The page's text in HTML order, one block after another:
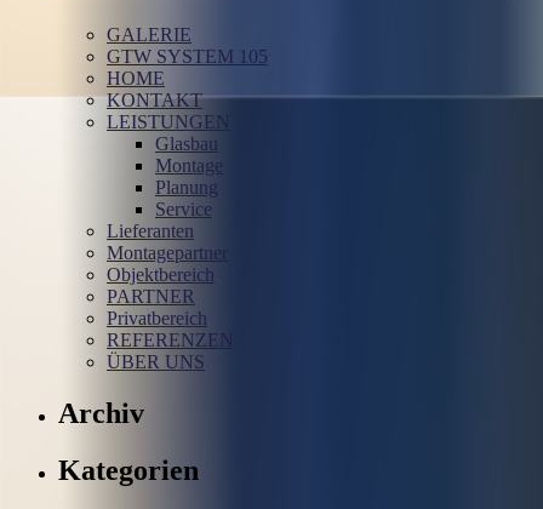
GALERIE
GTW SYSTEM 105
HOME
KONTAKT
LEISTUNGEN
Glasbau
Montage
Planung
Service
Lieferanten
Montagepartner
Objektbereich
PARTNER
Privatbereich
REFERENZEN
ÜBER UNS
Archiv
Kategorien